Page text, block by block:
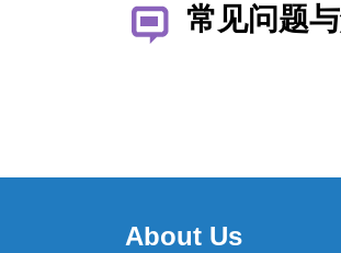
常见问题
About Us